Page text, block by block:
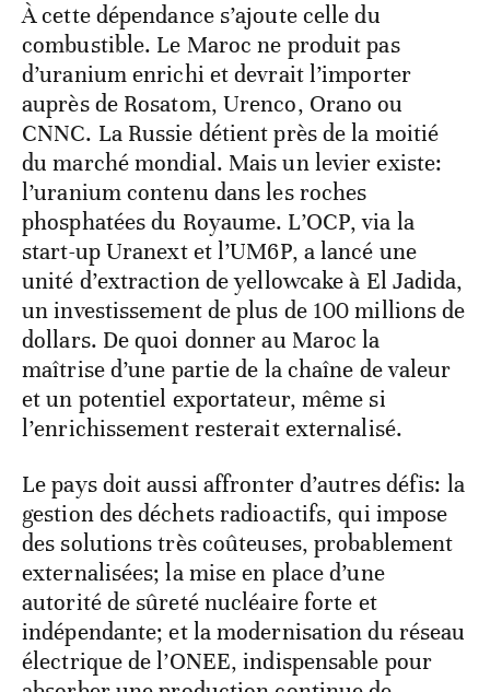
À cette dépendance s’ajoute celle du
combustible. Le Maroc ne produit pas
d’uranium enrichi et devrait l’importer
auprès de Rosatom, Urenco, Orano ou
CNNC. La Russie détient près de la moitié
du marché mondial. Mais un levier existe:
l’uranium contenu dans les roches
phosphatées du Royaume. L’OCP, via la
start-up Uranext et l’UM6P, a lancé une
unité d’extraction de yellowcake à El Jadida,
un investissement de plus de 100 millions de
dollars. De quoi donner au Maroc la
maîtrise d’une partie de la chaîne de valeur
et un potentiel exportateur, même si
l’enrichissement resterait externalisé.
Le pays doit aussi affronter d’autres défis: la
gestion des déchets radioactifs, qui impose
des solutions très coûteuses, probablement
externalisées; la mise en place d’une
autorité de sûreté nucléaire forte et
indépendante; et la modernisation du réseau
électrique de l’ONEE, indispensable pour